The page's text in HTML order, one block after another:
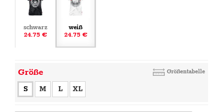
schwarz
24.75 €
weiß
24.75 €
Größe Größentabelle
S M L XL